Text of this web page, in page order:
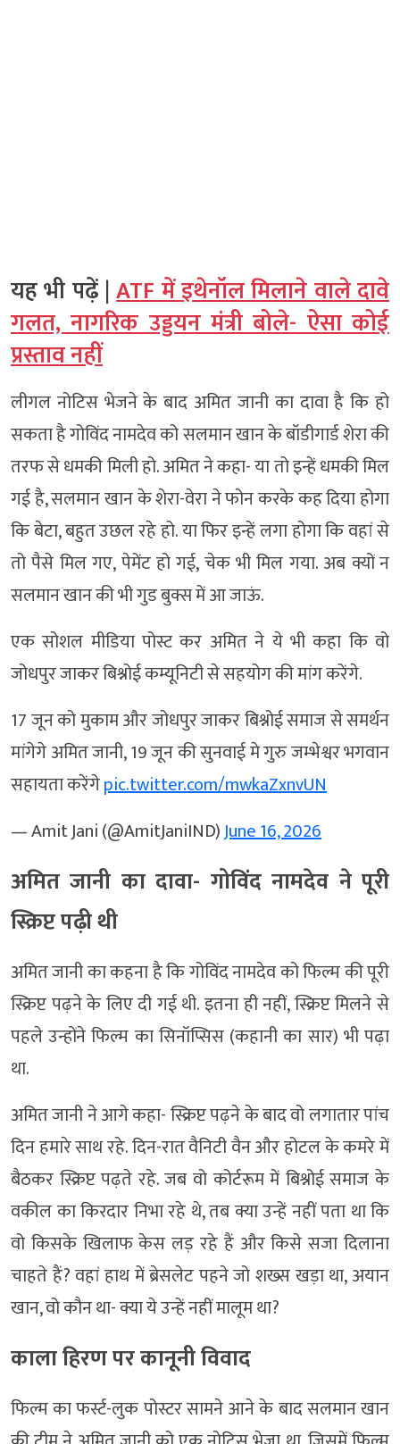
यह भी पढ़ें |ATF में इथेनॉल मिलाने वाले दावे
गलत, नागरिक उड्डयन मंत्री बोले- ऐसा कोई
प्रस्ताव नहीं
लीगल नोटिस भेजने के बाद अमित जानी का दावा है कि हो
सकता है गोविंद नामदेव को सलमान खान के बॉडीगार्ड शेरा की
तरफ से धमकी मिली हो. अमित ने कहा- या तो इन्हें धमकी मिल
गई है, सलमान खान के शेरा-वेरा ने फोन करके कह दिया होगा
कि बेटा, बहुत उछल रहे हो. या फिर इन्हें लगा होगा कि वहां से
तो पैसे मिल गए, पेमेंट हो गई, चेक भी मिल गया. अब क्यों न
सलमान खान की भी गुड बुक्स में आ जाऊं.
एक सोशल मीडिया पोस्ट कर अमित ने ये भी कहा कि वो
जोधपुर जाकर बिश्नोई कम्यूनिटी से सहयोग की मांग करेंगे.
17 जून को मुकाम और जोधपुर जाकर बिश्नोई समाज से समर्थन
मांगेगे अमित जानी, 19 जून की सुनवाई मे गुरु जम्भेश्वर भगवान
सहायता करेंगेpic.twitter.com/mwkaZxnvUN
— Amit Jani (@AmitJaniIND)June 16, 2026
अमित जानी का दावा- गोविंद नामदेव ने पूरी
स्क्रिप्ट पढ़ी थी
अमित जानी का कहना है कि गोविंद नामदेव को फिल्म की पूरी
स्क्रिप्ट पढ़ने के लिए दी गई थी. इतना ही नहीं, स्क्रिप्ट मिलने से
पहले उन्होंने फिल्म का सिनॉप्सिस (कहानी का सार) भी पढ़ा
था.
अमित जानी ने आगे कहा- स्क्रिप्ट पढ़ने के बाद वो लगातार पांच
दिन हमारे साथ रहे. दिन-रात वैनिटी वैन और होटल के कमरे में
बैठकर स्क्रिप्ट पढ़ते रहे. जब वो कोर्टरूम में बिश्नोई समाज के
वकील का किरदार निभा रहे थे, तब क्या उन्हें नहीं पता था कि
वो किसके खिलाफ केस लड़ रहे हैं और किसे सजा दिलाना
चाहते हैं? वहां हाथ में ब्रेसलेट पहने जो शख्स खड़ा था, अयान
खान, वो कौन था- क्या ये उन्हें नहीं मालूम था?
काला हिरण पर कानूनी विवाद
फिल्म का फर्स्ट-लुक पोस्टर सामने आने के बाद सलमान खान